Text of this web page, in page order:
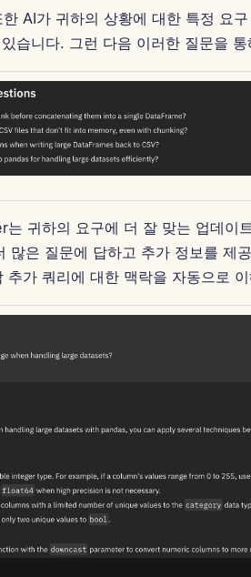
AI가 귀하의 상황에 대한 특정 요
습니다. 그런 다음 이러한 질문을
귀하의 요구에 더 잘 맞는 업데이
많은 질문에 답하고 추가 정보를 제
가 쿼리에 대한 맥락을 자동으로